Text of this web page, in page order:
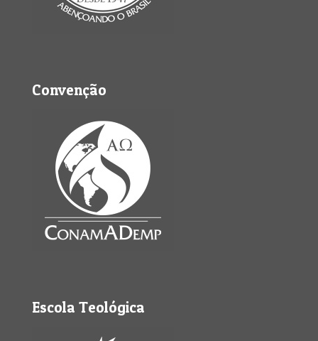
Convenção
Escola Teológica